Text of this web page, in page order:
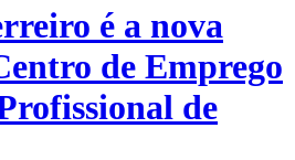
é a nova
de Emprego
de